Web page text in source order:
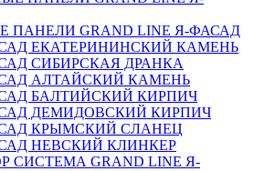
ПАНЕЛИ GRAND LINE Я-ФАСАД
ЕКАТЕРИНИНСКИЙ КАМЕНЬ
СИБИРСКАЯ ДРАНКА
АЛТАЙСКИЙ КАМЕНЬ
БАЛТИЙСКИЙ КИРПИЧ
ДЕМИДОВСКИЙ КИРПИЧ
КРЫМСКИЙ СЛАНЕЦ
НЕВСКИЙ КЛИНКЕР
СИСТЕМА GRAND LINE Я-